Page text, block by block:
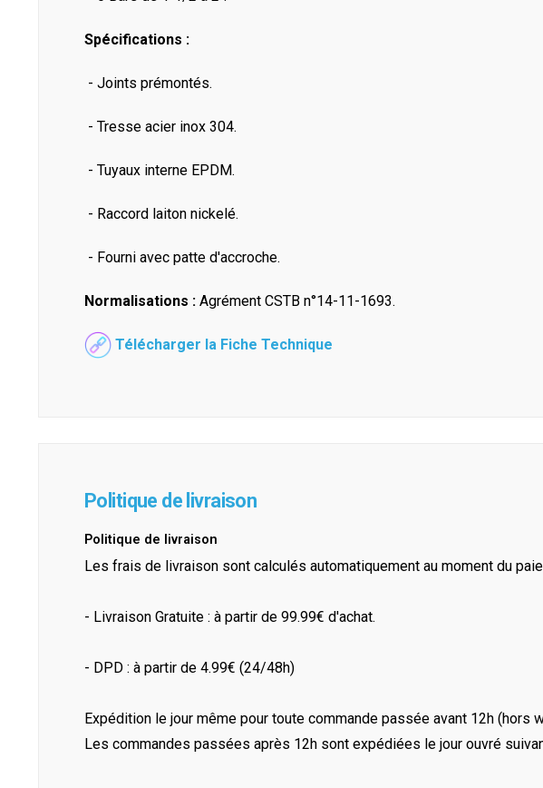
Spécifications :
- Joints prémontés.
- Tresse acier inox 304.
- Tuyaux interne EPDM.
- Raccord laiton nickelé.
- Fourni avec patte d'accroche.
Normalisations : Agrément CSTB n°14-11-1693.
Télécharger la Fiche Technique
Politique de livraison
Politique de livraison
Les frais de livraison sont calculés automatiquement au moment du
- Livraison Gratuite : à partir de 99.99€ d'achat.
- DPD : à partir de 4.99€ (24/48h)
Expédition le jour même pour toute commande passée avant 12h (hors
Les commandes passées après 12h sont expédiées le jour ouvré